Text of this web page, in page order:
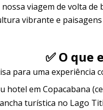
viagem de volta
vibrante e paisagens
✅ O que
para uma experiência
hotel em Copacabana
turística no Lago